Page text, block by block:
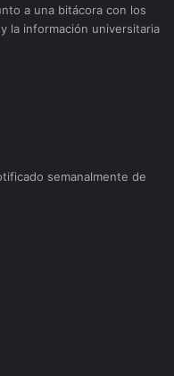
a una bitácora con los
la información universitaria
semanalmente de